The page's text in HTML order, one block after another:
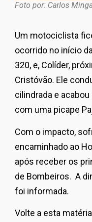
Foto por: Carlos
Um motociclista
ocorrido no início
320, e, Colíder,
Cristóvão. Ele
cilindrada e
com uma picape
Com o impacto,
encaminhado ao
após receber os
de Bombeiros. A
foi informada.
Volte a esta